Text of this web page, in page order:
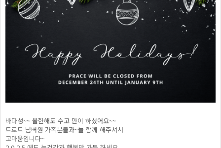
바다성~~ 올한해도 수고 만이 하셨어요~~
트로트 넘버원 가족분들과~늘 함께 해주셔서
고마움입니다~